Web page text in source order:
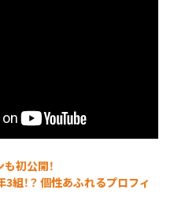
初公開！
組！？ 個性あふれるプロフィ